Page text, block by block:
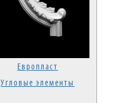
Европласт
Угловые элементы